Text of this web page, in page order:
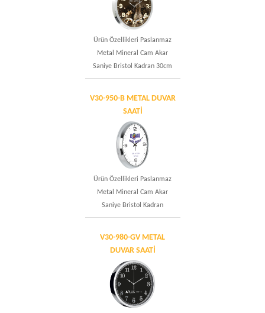
Ürün Özellikleri Paslanmaz
Metal Mineral Cam Akar
Saniye Bristol Kadran 30cm
V30-950-B METAL DUVAR
SAATİ
Ürün Özellikleri Paslanmaz
Metal Mineral Cam Akar
Saniye Bristol Kadran
V30-980-GV METAL
DUVAR SAATİ